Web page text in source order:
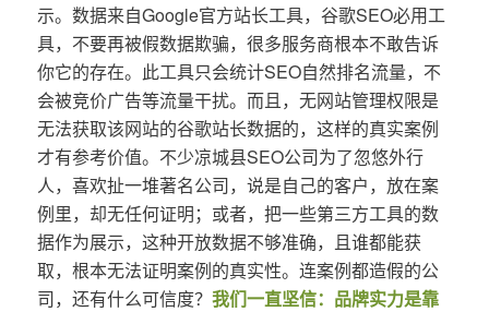
示。数据来自Google官方站长工具，谷歌SEO必用工
具，不要再被假数据欺骗，很多服务商根本不敢告诉
你它的存在。此工具只会统计SEO自然排名流量，不
会被竞价广告等流量干扰。而且，无网站管理权限是
无法获取该网站的谷歌站长数据的，这样的真实案例
才有参考价值。不少凉城县SEO公司为了忽悠外行
人，喜欢扯一堆著名公司，说是自己的客户，放在案
例里，却无任何证明；或者，把一些第三方工具的数
据作为展示，这种开放数据不够准确，且谁都能获
取，根本无法证明案例的真实性。连案例都造假的公
司，还有什么可信度？ 我们一直坚信：品牌实力是靠